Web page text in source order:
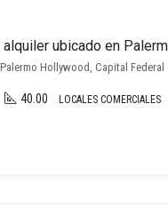
Hollywood, Capital Federal
40.00 LOCALES COMERCIALES